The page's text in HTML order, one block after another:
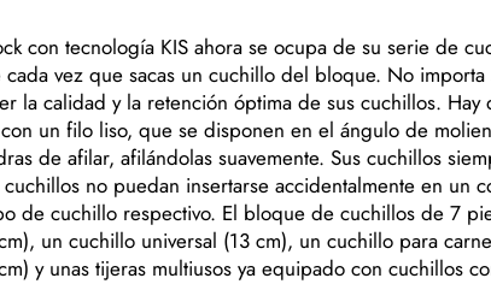
con tecnología KIS ahora se ocupa de su serie de
cada vez que sacas un cuchillo del bloque. No
la calidad y la retención óptima de sus cuchillos.
un filo liso, que se disponen en el ángulo de
de afilar, afilándolas suavemente. Sus cuchillos
no puedan insertarse accidentalmente en un
de cuchillo respectivo. El bloque de cuchillos de 7
un cuchillo universal (13 cm), un cuchillo para
y unas tijeras multiusos ya equipado con cuchillos